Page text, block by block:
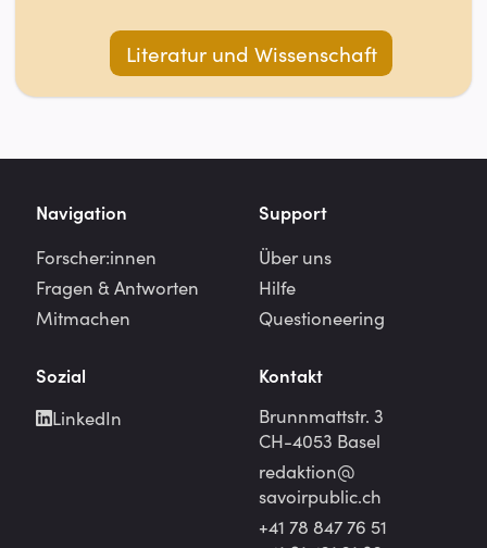
Literatur und Wissenschaft
Navigation
Forscher:innen
Fragen & Antworten
Mitmachen
Support
Über uns
Hilfe
Questioneering
Sozial
LinkedIn
Kontakt
Brunnmattstr. 3
CH-4053 Basel
redaktion@
savoirpublic.ch
+41 78 847 76 51